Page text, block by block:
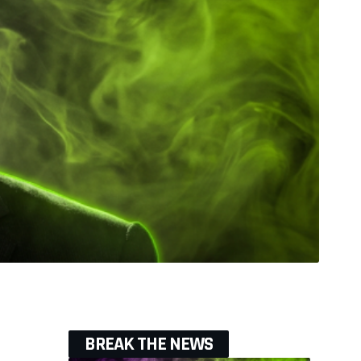
BREAK THE NEWS